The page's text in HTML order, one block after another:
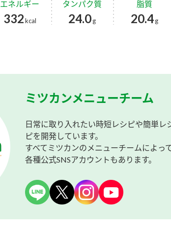
エネルギー
332kcal
タンパク質
24.0g
脂質
20.4 g
ミツカンメニューチーム
日常に取り入れたい時短レシピや簡単
ピを開発しています。
すべてミツカンのメニューチームによっ
各種公式SNSアカウントもあります。